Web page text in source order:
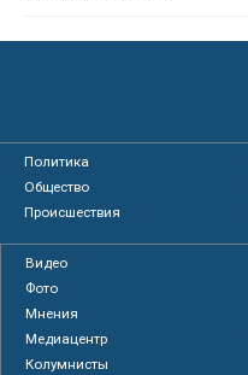
Политика
Общество
Происшествия
Видео
Фото
Мнения
Медиацентр
Колумнисты